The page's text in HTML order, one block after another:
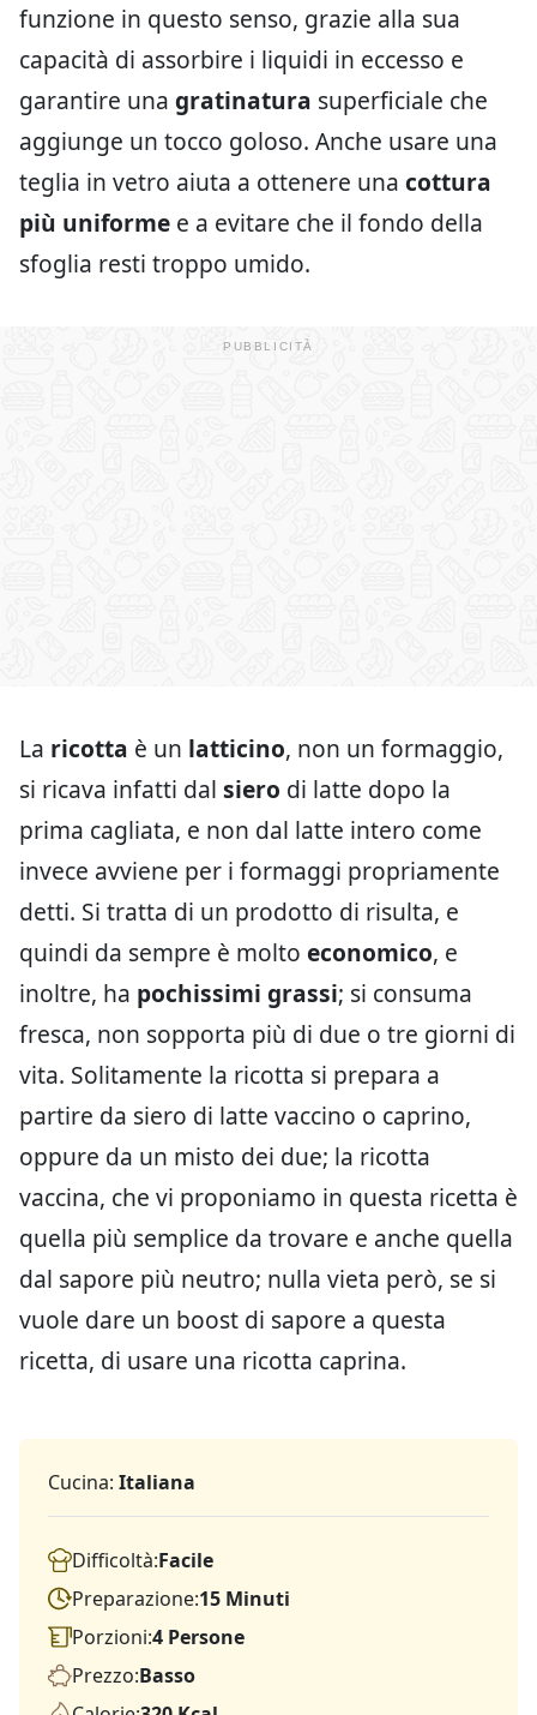
funzione in questo senso, grazie alla sua
capacità di assorbire i liquidi in eccesso e
garantire una gratinatura superficiale che
aggiunge un tocco goloso. Anche usare una
teglia in vetro aiuta a ottenere una cottura
più uniforme e a evitare che il fondo della
sfoglia resti troppo umido.
La ricotta è un latticino, non un formaggio,
si ricava infatti dal siero di latte dopo la
prima cagliata, e non dal latte intero come
invece avviene per i formaggi propriamente
detti. Si tratta di un prodotto di risulta, e
quindi da sempre è molto economico, e
inoltre, ha pochissimi grassi; si consuma
fresca, non sopporta più di due o tre giorni di
vita. Solitamente la ricotta si prepara a
partire da siero di latte vaccino o caprino,
oppure da un misto dei due; la ricotta
vaccina, che vi proponiamo in questa ricetta è
quella più semplice da trovare e anche quella
dal sapore più neutro; nulla vieta però, se si
vuole dare un boost di sapore a questa
ricetta, di usare una ricotta caprina.
Cucina: Italiana
Difficoltà:Facile
Preparazione:15 Minuti
Porzioni:4 Persone
Prezzo:Basso